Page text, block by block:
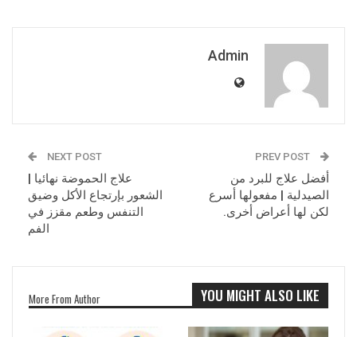
Admin
أفضل علاج للبرد من
الصيدلية | مفعولها أسرع
لكن لها أعراض أخرى.
NEXT POST
علاج‏‏ ‏الحموضة‏ ‏نهائيا‏ |
الشعور بإرتجاع الأكل وضيق
التنفس وطعم مقزز في
الفم
YOU MIGHT ALSO LIKE
More From Author